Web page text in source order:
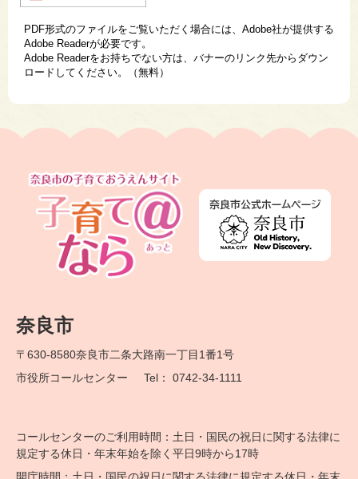
PDF形式のファイルをご覧いただく場合には、Adobe社が提供する
Adobe Readerが必要です。
Adobe Readerをお持ちでない方は、バナーのリンク先からダウン
ロードしてください。（無料）
奈良市
〒630-8580奈良市二条大路南一丁目1番1号
市役所コールセンター
Tel： 0742-34-1111
コールセンターのご利用時間：土日・国民の祝日に関する法律に
規定する休日・年末年始を除く平日9時から17時
開庁時間：土日・国民の祝日に関する法律に規定する休日・年末